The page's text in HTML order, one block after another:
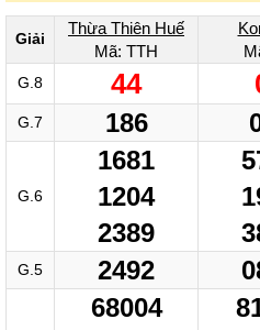
Giải
Thừa Thiên Huế
Mã: TTH
G.8 44
G.7 186
G.6
1681
1204
2389
G.5 2492
68004